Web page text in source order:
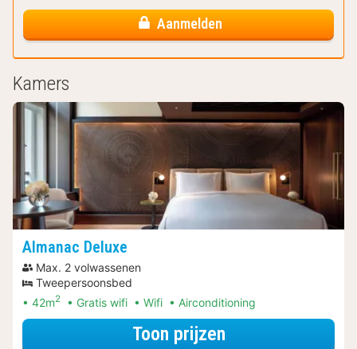
Aanmelden
Kamers
Almanac Deluxe
Max. 2 volwassenen
Tweepersoonsbed
42m2 Gratis wifi Wifi Airconditioning
Toon prijzenvoor Ontdek de